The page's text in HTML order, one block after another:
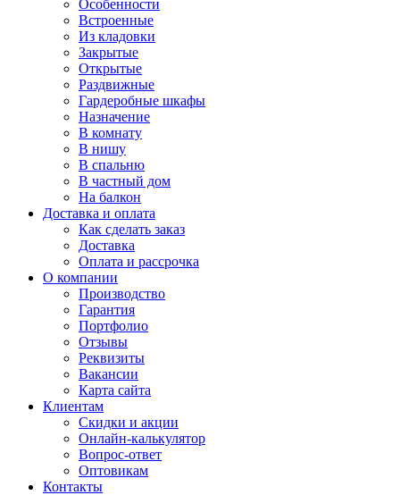
Особенности
Встроенные
Из кладовки
Закрытые
Открытые
Раздвижные
Гардеробные шкафы
Назначение
В комнату
В нишу
В спальню
В частный дом
На балкон
Доставка и оплата
Как сделать заказ
Доставка
Оплата и рассрочка
О компании
Производство
Гарантия
Портфолио
Отзывы
Реквизиты
Вакансии
Карта сайта
Клиентам
Скидки и акции
Онлайн-калькулятор
Вопрос-ответ
Оптовикам
Контакты